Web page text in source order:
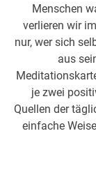
Menschen
verlieren wir
nur, wer sich
aus
je zwei
Quellen der
einfache